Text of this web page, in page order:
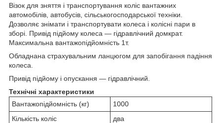
Візок для зняття і транспортування коліс вантажних
автомобілів, автобусів, сільськогосподарської техніки.
Дозволяє знімати і транспортувати колеса і колісні пари в
зборі. Привід підйому колеса ― гідравлічний домкрат.
Максимальна вантажопідйомність 1т.
Обладнана страхувальним ланцюгом для запобігання падіння
колеса.
Привід підйому і опускання ― гідравлічний.
Технічні характеристики
Вантажопідйомність (кг)
1000
Кількість коліс
два